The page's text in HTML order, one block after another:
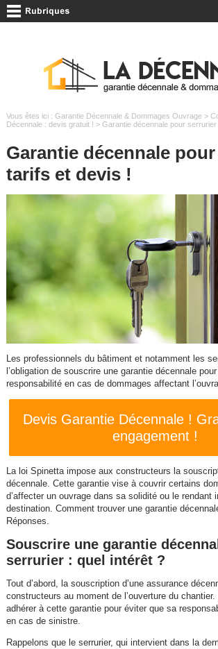
Vous êtes ici : Garantie Décennale & Dommages Ouvrage>
Décennale : devis gratuit ! > Garantie décennale pour
Garantie décennale
tarifs et devis !
Les professionnels du bâtiment et notamment les
l’obligation de souscrire une garantie décennale
responsabilité en cas de dommages affectant
Devis Garantie Décennale !
engagement !
La loi Spinetta impose aux constructeurs la
décennale. Cette garantie vise à couvrir certains
d’affecter un ouvrage dans sa solidité ou le rendant
destination. Comment trouver une garantie
Réponses.
Souscrire une garantie
serrurier : quel intérêt ?
Tout d’abord, la souscription d’une assurance
constructeurs au moment de l’ouverture du
adhérer à cette garantie pour éviter que sa
en cas de sinistre.
Rappelons que le serrurier, qui intervient dans la